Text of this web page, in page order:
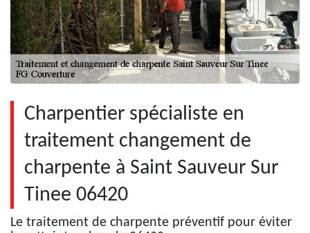
Charpentier spécialiste en
traitement changement de
charpente à Saint Sauveur Sur
Tinee 06420
Le traitement de charpente préventif pour éviter